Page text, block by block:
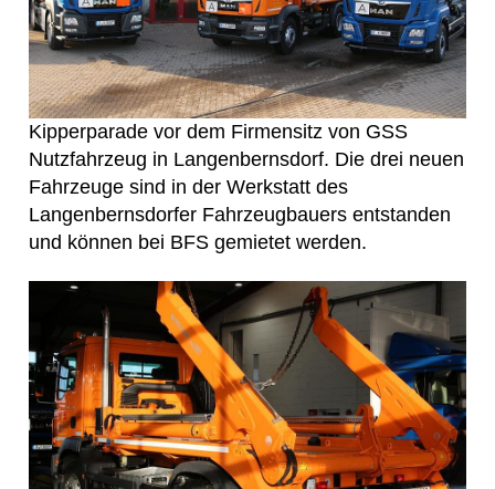
Kipperparade vor dem Firmensitz von GSS
Nutzfahrzeug in Langenbernsdorf. Die drei neuen
Fahrzeuge sind in der Werkstatt des
Langenbernsdorfer Fahrzeugbauers entstanden
und können bei BFS gemietet werden.